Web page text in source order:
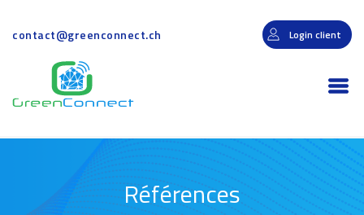
contenu
contact@greenconnect.ch Login client
Références